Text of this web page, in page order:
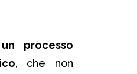
un processo
, che non